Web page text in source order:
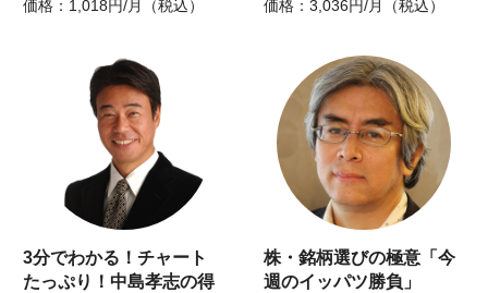
価格：1,018円/月（税込）
価格：3,036円/月（税込）
3分でわかる！チャート
たっぷり！中島孝志の得
株・銘柄選びの極意「今
週のイッパツ勝負」